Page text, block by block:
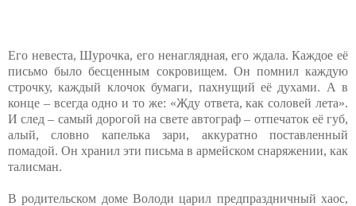
Его невеста, Шурочка, его ненаглядная, его ждала. Каждое её
письмо было бесценным сокровищем. Он помнил каждую
строчку, каждый клочок бумаги, пахнущий её духами. А в
конце – всегда одно и то же: «Жду ответа, как соловей лета».
И след – самый дорогой на свете автограф – отпечаток её губ,
алый, словно капелька зари, аккуратно поставленный
помадой. Он хранил эти письма в армейском снаряжении, как
талисман.
В родительском доме Володи царил предпраздничный хаос,